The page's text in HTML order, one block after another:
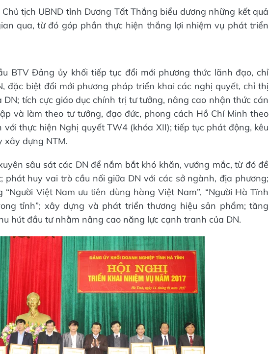
tịch UBND tỉnh Dương Tất Thắng biểu dương những kết quả
qua, từ đó góp phần thực hiện thắng lợi nhiệm vụ phát triển
BTV Đảng ủy khối tiếp tục đổi mới phương thức lãnh đạo, chỉ
đặc biệt đổi mới phương pháp triển khai các nghị quyết, chỉ thị
tích cực giáo dục chính trị tư tưởng, nâng cao nhận thức cán
và làm theo tư tưởng, đạo đức, phong cách Hồ Chí Minh theo
thực hiện Nghị quyết TW4 (khóa XII); tiếp tục phát động, kêu
xây dựng NTM.
sâu sát các DN để nắm bắt khó khăn, vướng mắc, từ đó đề
phát huy vai trò cầu nối giữa DN với các sở ngành, địa phương;
Việt Nam ưu tiên dùng hàng Việt Nam”, “Người Hà Tĩnh
tỉnh”; xây dựng và phát triển thương hiệu sản phẩm; tăng
hút đầu tư nhằm nâng cao năng lực cạnh tranh của DN.